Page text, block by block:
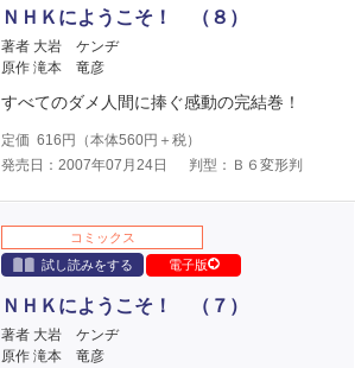
ＮＨＫにようこそ！ （８）
著者 大岩 ケンヂ
原作 滝本 竜彦
すべてのダメ人間に捧ぐ感動の完結巻！
定価 616 円（本体560円＋税）
発売日：2007年07月24日
判型：Ｂ６変形判
コミックス
試し読みをする
電子版
ＮＨＫにようこそ！ （７）
著者 大岩 ケンヂ
原作 滝本 竜彦